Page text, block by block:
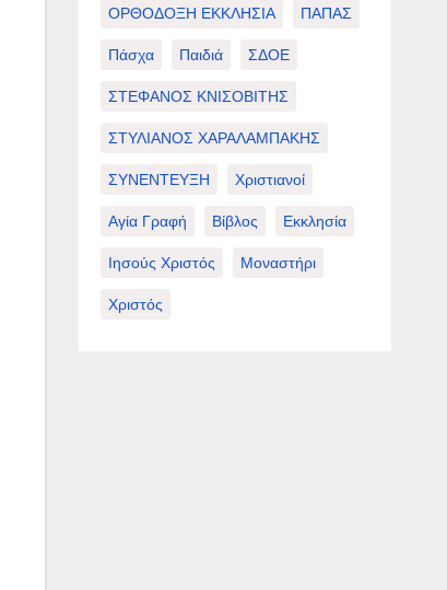
ΟΡΘΟΔΟΞΗ ΕΚΚΛΗΣΙΑ ΠΑΠΑΣ
Πάσχα Παιδιά ΣΔΟΕ
ΣΤΕΦΑΝΟΣ ΚΝΙΣΟΒΙΤΗΣ
ΣΤΥΛΙΑΝΟΣ ΧΑΡΑΛΑΜΠΑΚΗΣ
ΣΥΝΕΝΤΕΥΞΗ Χριστιανοί
Αγία Γραφή Βίβλος Εκκλησία
Ιησούς Χριστός Μοναστήρι
Χριστός